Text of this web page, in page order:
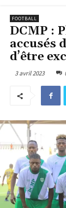
FOOTBALL
DCMP :
accusés
d’être
3 avril 2023